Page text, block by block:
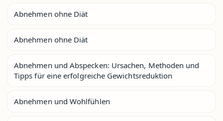
Abnehmen ohne Diät
Abnehmen ohne Diät
Abnehmen und Abspecken: Ursachen, Methoden und
Tipps für eine erfolgreiche Gewichtsreduktion
Abnehmen und Wohlfühlen